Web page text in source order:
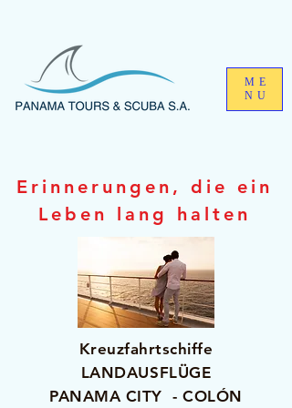
ME
NU
Erinnerungen, die ein
Leben lang halten
Kreuzfahrtschiffe
LANDAUSFLÜGE
PANAMA CITY - COLÓN